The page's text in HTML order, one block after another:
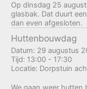
Op dinsdag 25
glasbak. Dat duurt
dan even afgesloten.
Huttenbouwdag
Datum: 29 augustus
Tijd: 13:00 - 17:30
Locatie: Dorpstuin